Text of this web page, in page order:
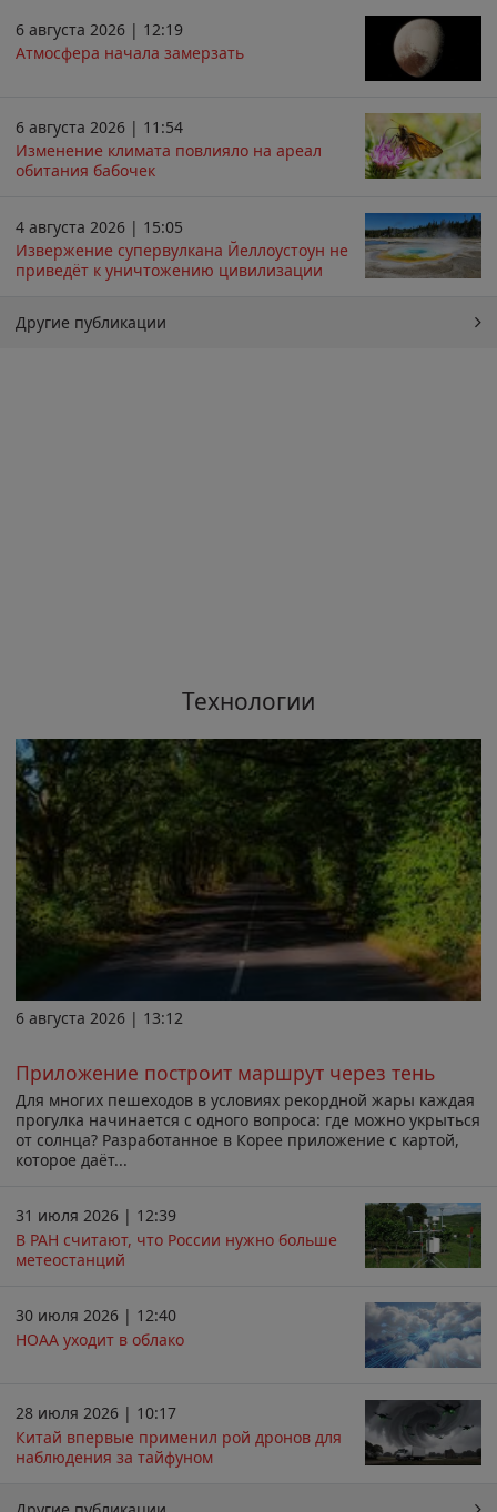
6 августа 2026 | 12:19
Атмосфера начала замерзать
6 августа 2026 | 11:54
Изменение климата повлияло на ареал
обитания бабочек
4 августа 2026 | 15:05
Извержение супервулкана Йеллоустоун не
приведёт к уничтожению цивилизации
Другие публикации
Технологии
6 августа 2026 | 13:12
Приложение построит маршрут через тень
Для многих пешеходов в условиях рекордной жары каждая
прогулка начинается с одного вопроса: где можно укрыться
от солнца? Разработанное в Корее приложение с картой,
которое даёт...
31 июля 2026 | 12:39
В РАН считают, что России нужно больше
метеостанций
30 июля 2026 | 12:40
НОАА уходит в облако
28 июля 2026 | 10:17
Китай впервые применил рой дронов для
наблюдения за тайфуном